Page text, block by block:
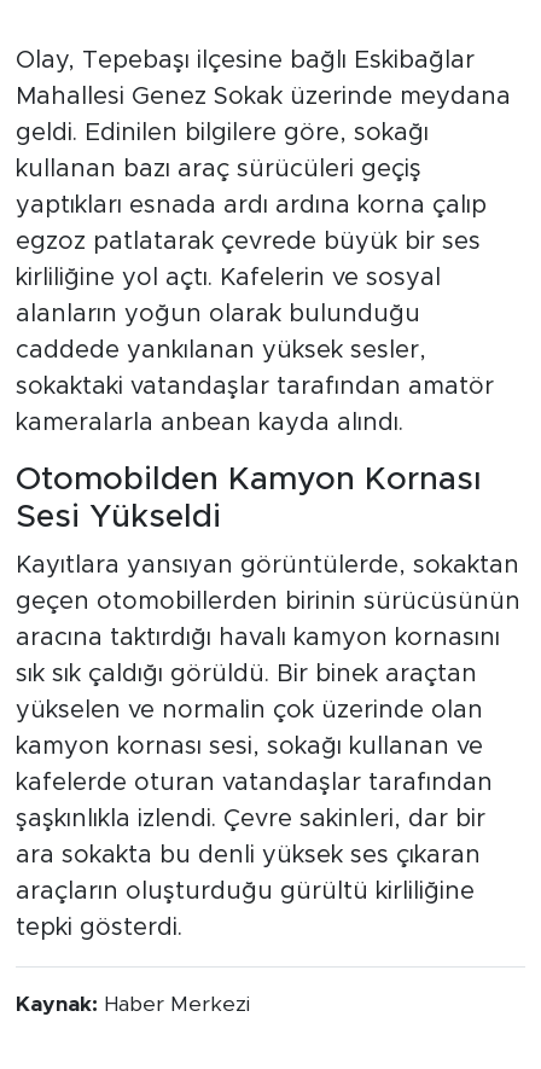
Olay, Tepebaşı ilçesine bağlı Eskibağlar
Mahallesi Genez Sokak üzerinde meydana
geldi. Edinilen bilgilere göre, sokağı
kullanan bazı araç sürücüleri geçiş
yaptıkları esnada ardı ardına korna çalıp
egzoz patlatarak çevrede büyük bir ses
kirliliğine yol açtı. Kafelerin ve sosyal
alanların yoğun olarak bulunduğu
caddede yankılanan yüksek sesler,
sokaktaki vatandaşlar tarafından amatör
kameralarla anbean kayda alındı.
Otomobilden Kamyon Kornası
Sesi Yükseldi
Kayıtlara yansıyan görüntülerde, sokaktan
geçen otomobillerden birinin sürücüsünün
aracına taktırdığı havalı kamyon kornasını
sık sık çaldığı görüldü. Bir binek araçtan
yükselen ve normalin çok üzerinde olan
kamyon kornası sesi, sokağı kullanan ve
kafelerde oturan vatandaşlar tarafından
şaşkınlıkla izlendi. Çevre sakinleri, dar bir
ara sokakta bu denli yüksek ses çıkaran
araçların oluşturduğu gürültü kirliliğine
tepki gösterdi.
Kaynak: Haber Merkezi